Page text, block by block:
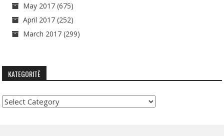
May 2017 (675)
April 2017 (252)
March 2017 (299)
KATEGORITË
Kategoritë